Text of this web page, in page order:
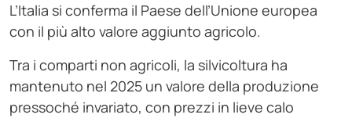
L’Italia si conferma il Paese dell’Unione europea
con il più alto valore aggiunto agricolo.
Tra i comparti non agricoli, la silvicoltura ha
mantenuto nel 2025 un valore della produzione
pressoché invariato, con prezzi in lieve calo